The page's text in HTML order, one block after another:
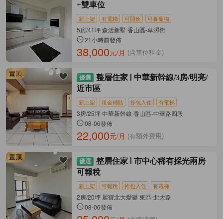
+雙車位
新上架 有電梯 可開伙 可養寵物
5房/41坪 森活新墅 香山區-草漯街
21小時前發佈
38,000元/月 (含車位租金)
整層住家
中華新幹線/3房/明亮/
近市區
新上架 租金補貼 拎包入住 有電梯
3房/25坪 中華新幹線 香山區-中華路四段
08-06發佈
22,000元/月 (有額外費用)
整層住家
市中心稀有採光兩房
可報稅
新上架 可報稅 拎包入住 有電梯
2房/20坪 麗寶北大愛樂 東區-北大路
08-06發佈